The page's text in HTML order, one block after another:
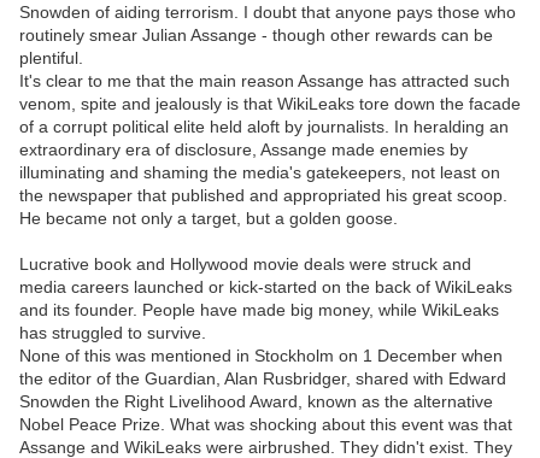
Snowden of aiding terrorism. I doubt that anyone pays those who
routinely smear Julian Assange - though other rewards can be
plentiful.
It's clear to me that the main reason Assange has attracted such
venom, spite and jealously is that WikiLeaks tore down the facade
of a corrupt political elite held aloft by journalists. In heralding an
extraordinary era of disclosure, Assange made enemies by
illuminating and shaming the media's gatekeepers, not least on
the newspaper that published and appropriated his great scoop.
He became not only a target, but a golden goose.
Lucrative book and Hollywood movie deals were struck and
media careers launched or kick-started on the back of WikiLeaks
and its founder. People have made big money, while WikiLeaks
has struggled to survive.
None of this was mentioned in Stockholm on 1 December when
the editor of the Guardian, Alan Rusbridger, shared with Edward
Snowden the Right Livelihood Award, known as the alternative
Nobel Peace Prize. What was shocking about this event was that
Assange and WikiLeaks were airbrushed. They didn't exist. They